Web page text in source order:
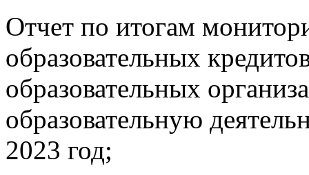
Отчет по итогам
образовательных
образовательных
образовательную
2023 год;